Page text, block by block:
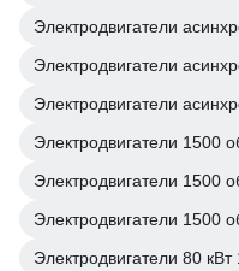
Электродвигатели
Электродвигатели
Электродвигатели
Электродвигатели 1500
Электродвигатели 1500
Электродвигатели 1500
Электродвигатели 80